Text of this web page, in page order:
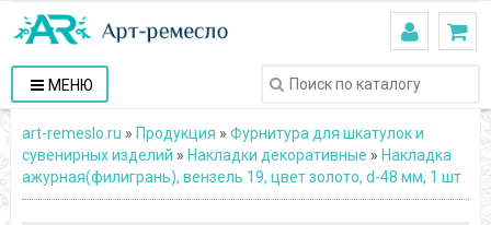
МЕНЮ
art-remeslo.ru » Продукция » Фурнитура для шкатулок и
сувенирных изделий » Накладки декоративные » Накладка
ажурная(филигрань), вензель 19, цвет золото, d-48 мм, 1 шт